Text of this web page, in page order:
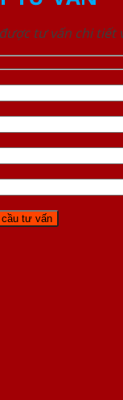
tư vấn chi tiết